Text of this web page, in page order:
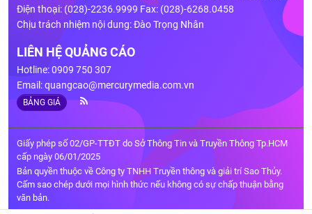
Điện thoại: (028)-2236.9999 Fax: (028)-6268.0458
Chịu trách nhiệm nội dung: Đào Trọng Nhân
LIÊN HỆ QUẢNG CÁO
Hotline: 0909 750 307
Email:quangcao@mercurymedia.com.vn
BẢNG GIÁ
Giấy phép số 02/GP-TTĐT do Sở Thông Tin và Truyền Thông Tp.HCM
cấp ngày 06/01/2025
Bản quyền thuộc về Công ty TNHH Truyền thông và giải trí Sao Thủy.
Cấm sao chép dưới mọi hình thức nếu không có sự chấp thuận bằng
văn bản.